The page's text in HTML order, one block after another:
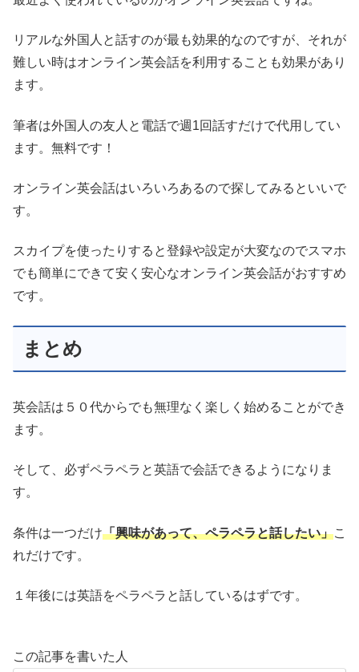
リアルな外国人と話すのが最も効果的なのですが、それが
難しい時はオンライン英会話を利用することも効果があり
ます。
筆者は外国人の友人と電話で週1回話すだけで代用してい
ます。無料です！
オンライン英会話はいろいろあるので探してみるといいで
す。
スカイプを使ったりすると登録や設定が大変なのでスマホ
でも簡単にできて安く安心なオンライン英会話がおすすめ
です。
まとめ
英会話は５０代からでも無理なく楽しく始めることができ
ます。
そして、必ずペラペラと英語で会話できるようになりま
す。
条件は一つだけ「興味があって、ペラペラと話したい」こ
れだけです。
１年後には英語をペラペラと話しているはずです。
この記事を書いた人